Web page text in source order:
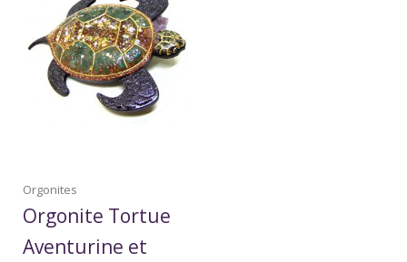
Orgonites
Orgonite Tortue
Aventurine et